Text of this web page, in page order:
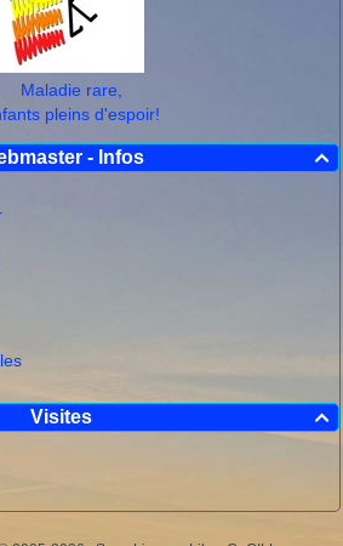
Maladie rare,
pleins d'espoir!

- Infos

Visites